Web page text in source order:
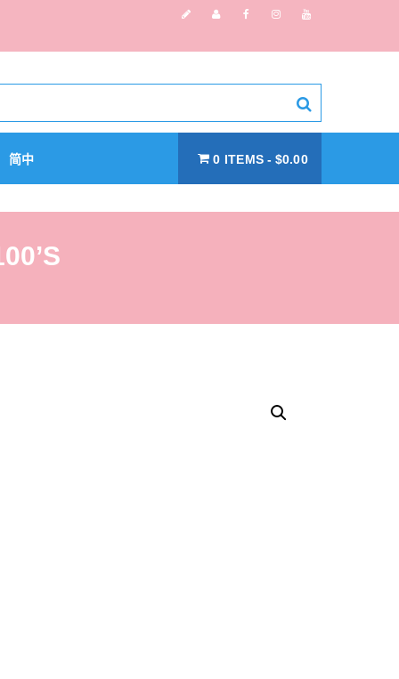
简中 0 ITEMS $0.00